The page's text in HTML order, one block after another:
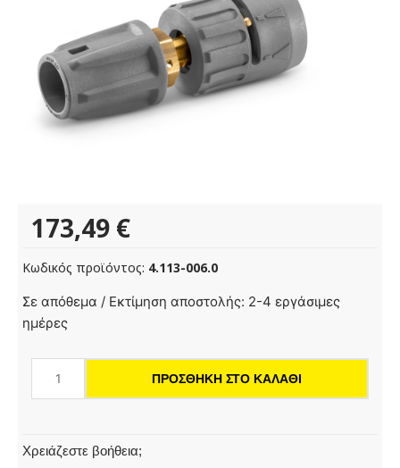
173,49 €
Κωδικός προϊόντος: 4.113-006.0
Σε απόθεμα / Εκτίμηση αποστολής: 2-4 εργάσιμες
ημέρες
Ακροφύσιο
Vario
ΠΡΟΣΘΉΚΗ ΣΤΟ ΚΑΛΆΘΙ
Χρειάζεστε βοήθεια;